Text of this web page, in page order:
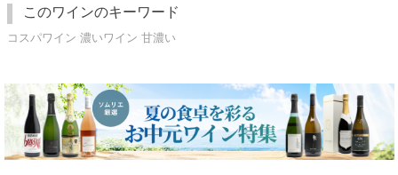
このワインのキーワード
コスパワイン 濃いワイン 甘濃い